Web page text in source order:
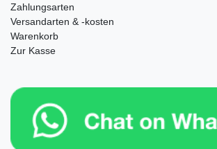
Zahlungsarten
Versandarten & -kosten
Warenkorb
Zur Kasse